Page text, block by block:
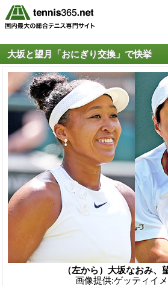
大坂と望月「おにぎり交換」で快挙
（左から）大坂なおみ、
画像提供:ゲッティイ